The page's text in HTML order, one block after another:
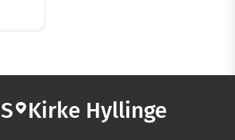
Kirke Hyllinge